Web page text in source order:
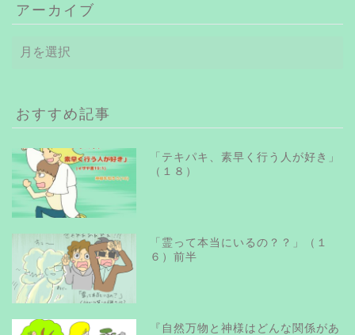
アーカイブ
ー
ブ
おすすめ記事
「テキパキ、素早く行う人が好き」
（１８）
「霊って本当にいるの？？」（１
６）前半
『自然万物と神様はどんな関係があ